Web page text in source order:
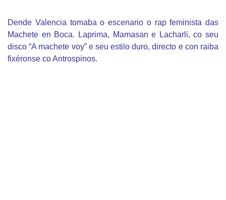
Dende Valencia tomaba o escenario o rap feminista das
Machete en Boca. Laprima, Mamasan e Lacharli, co seu
disco “A machete voy” e seu estilo duro, directo e con raiba
fixéronse co Antrospinos.